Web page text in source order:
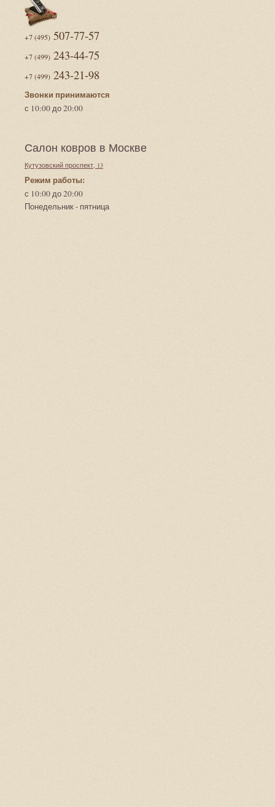
+7 (495) 507-77-57
+7 (499) 243-44-75
+7 (499) 243-21-98
Звонки принимаются
с 10:00 до 20:00
Салон ковров в Москве
Кутузовский проспект, 13
Режим работы:
с 10:00 до 20:00
Понедельник - пятница